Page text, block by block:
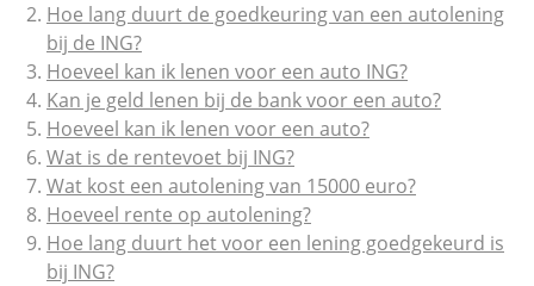
Hoe lang duurt de goedkeuring van een autolening
bij de ING?
Hoeveel kan ik lenen voor een auto ING?
Kan je geld lenen bij de bank voor een auto?
Hoeveel kan ik lenen voor een auto?
Wat is de rentevoet bij ING?
Wat kost een autolening van 15000 euro?
Hoeveel rente op autolening?
Hoe lang duurt het voor een lening goedgekeurd is
bij ING?